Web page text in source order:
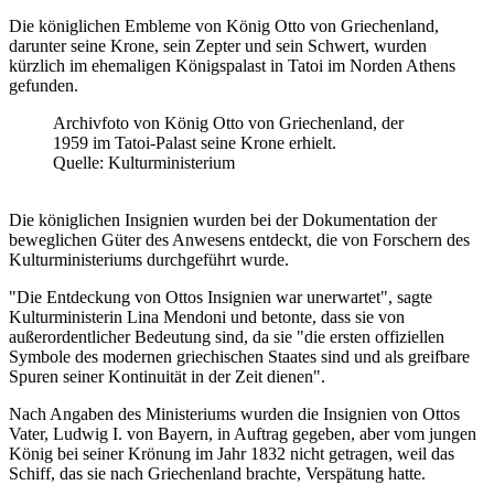
Die königlichen Embleme von König Otto von Griechenland,
darunter seine Krone, sein Zepter und sein Schwert, wurden
kürzlich im ehemaligen Königspalast in Tatoi im Norden Athens
gefunden.
Archivfoto von König Otto von Griechenland, der
1959 im Tatoi-Palast seine Krone erhielt.
Quelle: Kulturministerium
Die königlichen Insignien wurden bei der Dokumentation der
beweglichen Güter des Anwesens entdeckt, die von Forschern des
Kulturministeriums durchgeführt wurde.
"Die Entdeckung von Ottos Insignien war unerwartet", sagte
Kulturministerin Lina Mendoni und betonte, dass sie von
außerordentlicher Bedeutung sind, da sie "die ersten offiziellen
Symbole des modernen griechischen Staates sind und als greifbare
Spuren seiner Kontinuität in der Zeit dienen".
Nach Angaben des Ministeriums wurden die Insignien von Ottos
Vater, Ludwig I. von Bayern, in Auftrag gegeben, aber vom jungen
König bei seiner Krönung im Jahr 1832 nicht getragen, weil das
Schiff, das sie nach Griechenland brachte, Verspätung hatte.